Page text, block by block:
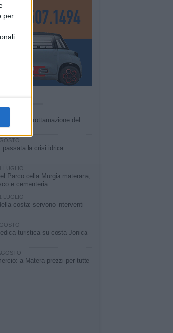
per
approvata rottamazione del
passata la crisi idrica
LUGLIO
Parco della Murgia materana,
e cementeria
LUGLIO
costa: servono interventi
turistica su costa Jonica
a Matera prezzi per tutte